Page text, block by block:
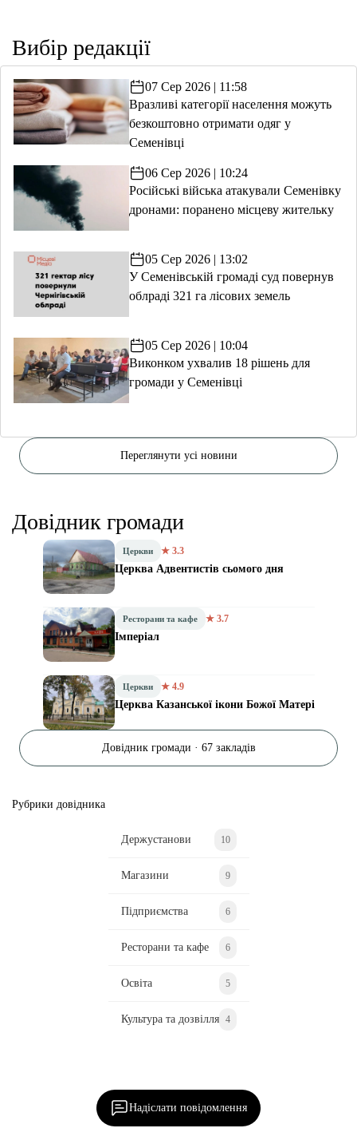
Вибір редакції
07 Сер 2026 | 11:58
Вразливі категорії населення можуть
безкоштовно отримати одяг у
Семенівці
06 Сер 2026 | 10:24
Російські війська атакували Семенівку
дронами: поранено місцеву жительку
05 Сер 2026 | 13:02
У Семенівській громаді суд повернув
облраді 321 га лісових земель
05 Сер 2026 | 10:04
Виконком ухвалив 18 рішень для
громади у Семенівці
Переглянути усі новини
Довідник громади
Церкви ★ 3.3
Церква Адвентистів сьомого дня
Ресторани та кафе ★ 3.7
Імперіал
Церкви ★ 4.9
Церква Казанської ікони Божої Матері
Довідник громади · 67 закладів
Рубрики довідника
Держустанови 10
Магазини 9
Підприємства 6
Ресторани та кафе 6
Освіта 5
Культура та дозвілля 4
Надіслати повідомлення